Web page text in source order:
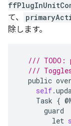
て、
除します。
/// TODO:
///
public
self.
Task { @
guard
let